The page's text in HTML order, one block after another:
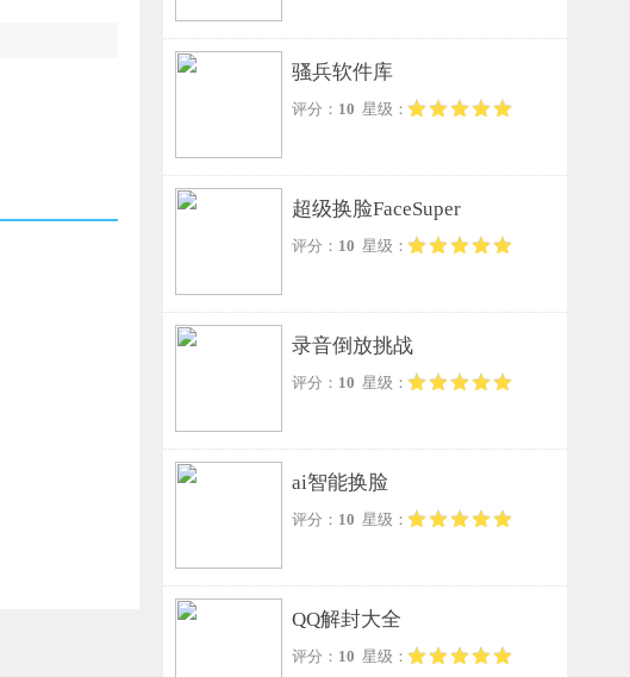
骚兵软件库
评分： 10 星级：
超级换脸FaceSuper
评分： 10 星级：
录音倒放挑战
评分： 10 星级：
ai智能换脸
评分： 10 星级：
QQ解封大全
评分： 10 星级：